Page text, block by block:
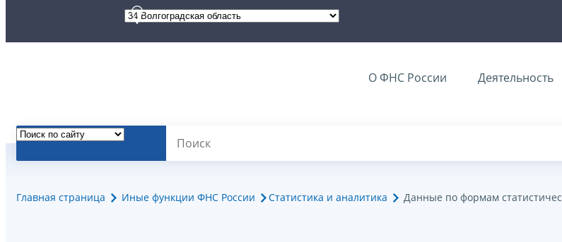
О ФНС России Деятельность
Главная страница Иные функции ФНС России Статистика и аналитика Данные по формам